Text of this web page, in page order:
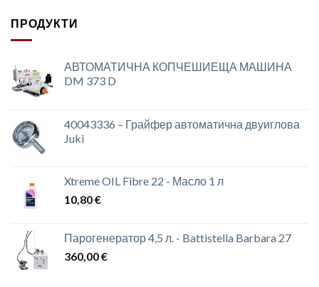
ПРОДУКТИ
АВТОМАТИЧНА КОПЧЕШИЕЩА МАШИНА
DM 373 D
40043336 – Грайфер автоматична двуиглова
Juki
Xtreme OIL Fibre 22 - Масло 1 л
10,80€
Парогенератор 4,5 л. - Battistella Barbara 27
360,00€